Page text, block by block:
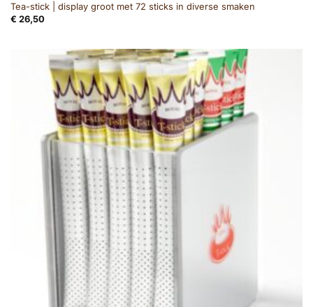
Tea-stick | display groot met 72 sticks in diverse smaken
€ 26,50